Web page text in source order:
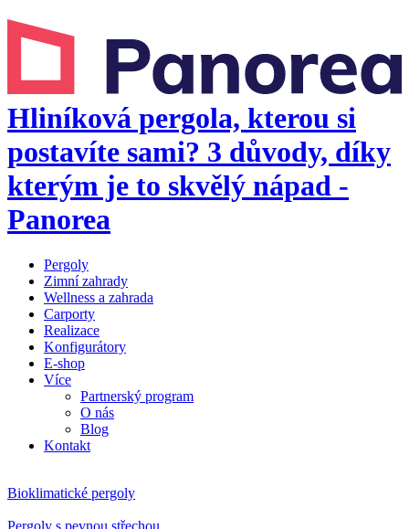
Hliníková pergola, kterou si
postavíte sami? 3 důvody, díky
kterým je to skvělý nápad -
Panorea
Pergoly
Zimní zahrady
Wellness a zahrada
Carporty
Realizace
Konfigurátory
E-shop
Více
Partnerský program
O nás
Blog
Kontakt
Bioklimatické pergoly
Pergoly s pevnou střechou